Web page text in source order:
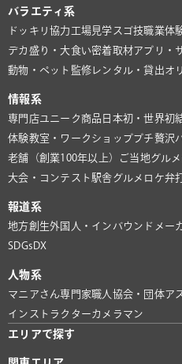
バラエティ系
ドッキリ協力 工場見学 スゴ技職業体
デカ盛り・大食い密着取材アプリ・
動物・ペット 監修レンタル・貸出オ
情報系
専門店ユニーク商品 日本初・世界初
体験教室・ワークショッププチ贅沢
老舗（創業100年以上）
ご当地グルメ
大会・コンテスト 駅舎グルメ ロケ弁
報道系
地方創生外国人・インバウンド メー
SDGsDX
人物系
マニアさん専門家職人 協会・団体ア
インストラクターカメラマン
エリアで探す